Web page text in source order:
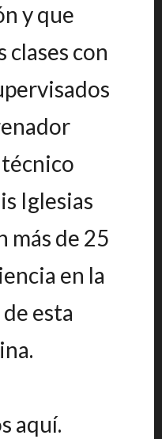
y que
clases con
Iglesias
más de 25
en la
esta
aquí.